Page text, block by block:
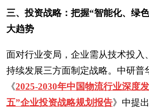
三、投资战略：把握“智能化、绿
大趋势
面对行业变局，企业需从技术投入
持续发展三方面制定战略。中研普
《2025-2030年中国物流行业深度
五”企业投资战略规划报告》 中提